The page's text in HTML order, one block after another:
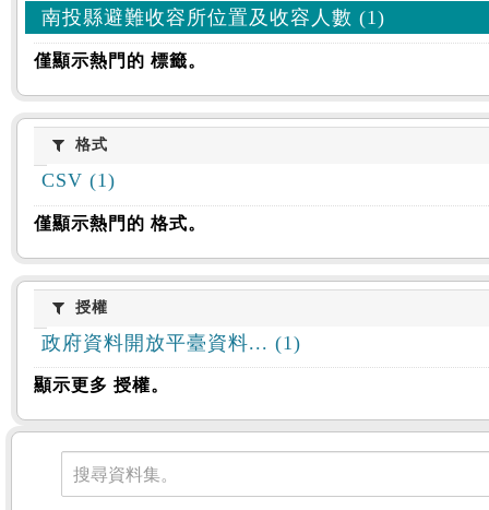
南投縣避難收容所位置及收容人數 (1)
僅顯示熱門的 標籤。
格式格式
CSV (1)
僅顯示熱門的 格式。
授權授權
政府資料開放平臺資料... (1)
顯示更多 授權。
資料集
搜尋資料集。